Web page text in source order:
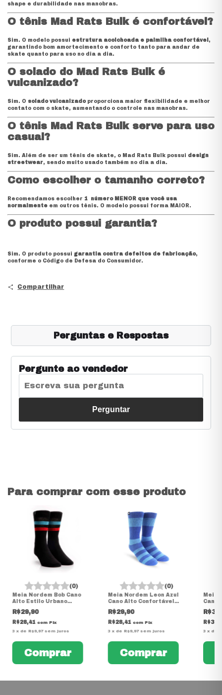
shape e durabilidade nas manobras.
O tênis Mad Rats Bulk é confortável?
Sim. O modelo possui estrutura acolchoada e palmilha confortável ,
garantindo bom amortecimento e conforto tanto para andar de
skate quanto para uso no dia a dia.
O solado do Mad Rats Bulk é
vulcanizado?
Sim. O solado vulcanizadoproporciona maior flexibilidade e melhor
contato com o skate, aumentando o controle nas manobras.
O tênis Mad Rats Bulk serve para uso
casual?
Sim. Além de ser um tênis de skate, o Mad Rats Bulk possui design
streetwear, sendo muito usado também no dia a dia.
Como escolher o tamanho correto?
Recomendamos escolher 1 número MENOR que você usa
normalmente em outros tênis. O modelo possui forma MAIOR.
O produto possui garantia?
Sim. O produto possui garantia contra defeitos de fabricação,
conforme o Código de Defesa do Consumidor.
Compartilhar
Perguntas e Respostas
Pergunte ao vendedor
Perguntar
Para comprar com esse produto
(0)
Meia Nordem Bob Cano
Alto Estilo Urbano
Confortável
R$29,90
R$28,41 com Pix
3 x de R$9,97 sem juros
(0)
Meia Nordem Leon Azul
Cano Alto Confortável
Casual
R$29,90
R$28,41 com Pix
3 x de R$9,97 sem juros
Meia
Cano
3 x de